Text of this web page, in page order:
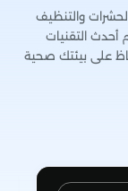
والتنظيف
أحدث التقنيات
على بيئتك صحية